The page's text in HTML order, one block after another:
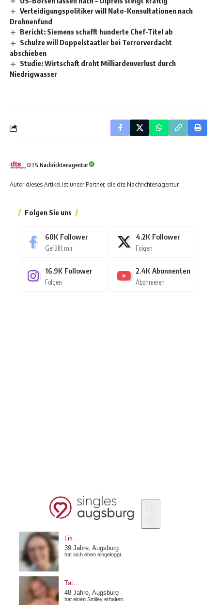
Verteidigungspolitiker will Nato-Konsultationen nach
Drohnenfund
Bericht: Siemens schafft hunderte Chef-Titel ab
Schulze will Doppelstaatler bei Terrorverdacht
abschieben
Studie: Wirtschaft droht Milliardenverlust durch
Niedrigwasser
DTS Nachrichtenagentur
Autor dieses Artikel ist unser Partner, die dts Nachrichtenagentur.
Folgen Sie uns
60K Follower
Gefällt mir
4.2K Follower
Folgen
16.9K Follower
Folgen
2.4K Abonnenten
Abonnieren